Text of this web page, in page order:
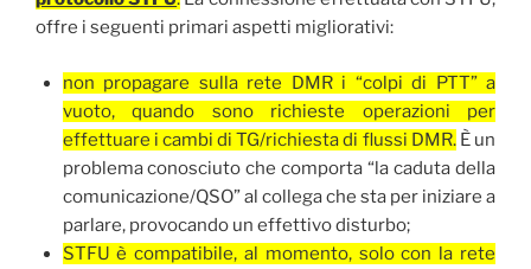
offre i seguenti primari aspetti migliorativi:
non propagare sulla rete DMR i “colpi di PTT” a
vuoto, quando sono richieste operazioni per
effettuare i cambi di TG/richiesta di flussi DMR.È un
problema conosciuto che comporta “la caduta della
comunicazione/QSO” al collega che sta per iniziare a
parlare, provocando un effettivo disturbo;
STFU è compatibile, al momento, solo con la rete